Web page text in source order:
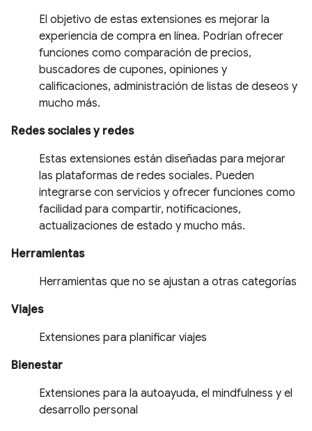
El objetivo de estas extensiones es mejorar la
experiencia de compra en línea. Podrían ofrecer
funciones como comparación de precios,
buscadores de cupones, opiniones y
calificaciones, administración de listas de deseos y
mucho más.
Redes sociales y redes
Estas extensiones están diseñadas para mejorar
las plataformas de redes sociales. Pueden
integrarse con servicios y ofrecer funciones como
facilidad para compartir, notificaciones,
actualizaciones de estado y mucho más.
Herramientas
Herramientas que no se ajustan a otras categorías
Viajes
Extensiones para planificar viajes
Bienestar
Extensiones para la autoayuda, el mindfulness y el
desarrollo personal